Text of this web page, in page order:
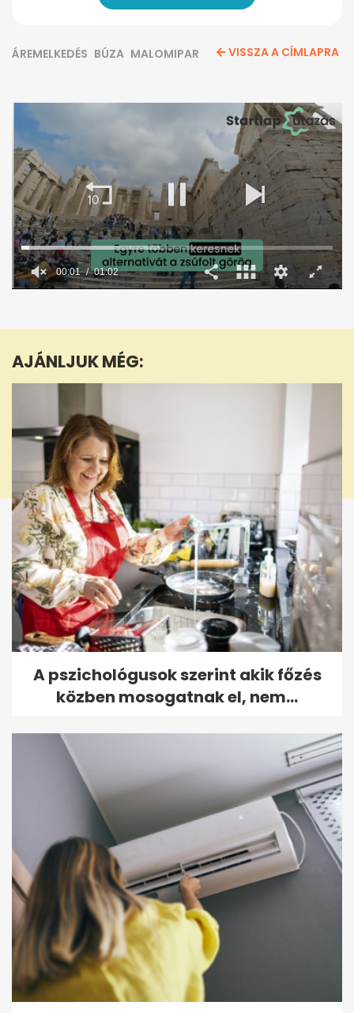
ÁREMELKEDÉS BÚZA MALOMIPAR VISSZA A CÍMLAPRA
1
2
seconds
00:02 01:02
AJÁNLJUK MÉG:
A pszichológusok szerint akik főzés
közben mosogatnak el, nem...